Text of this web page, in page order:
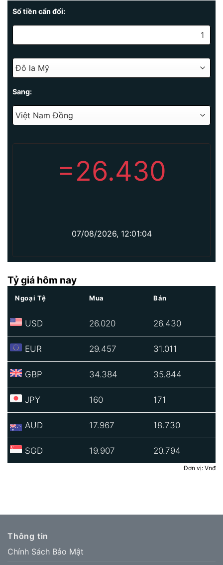
Số tiền cẩn đổi:
Sang:
=26.430
07/08/2026, 12:01:04
Tỷ giá hôm nay
Ngoại Tệ Mua Bán
USD 26.020 26.430
EUR 29.457 31.011
GBP 34.384 35.844
JPY 160 171
AUD 17.967 18.730
SGD 19.907 20.794
Đơn vị: Vnđ
Thông tin
Chính Sách Bảo Mật